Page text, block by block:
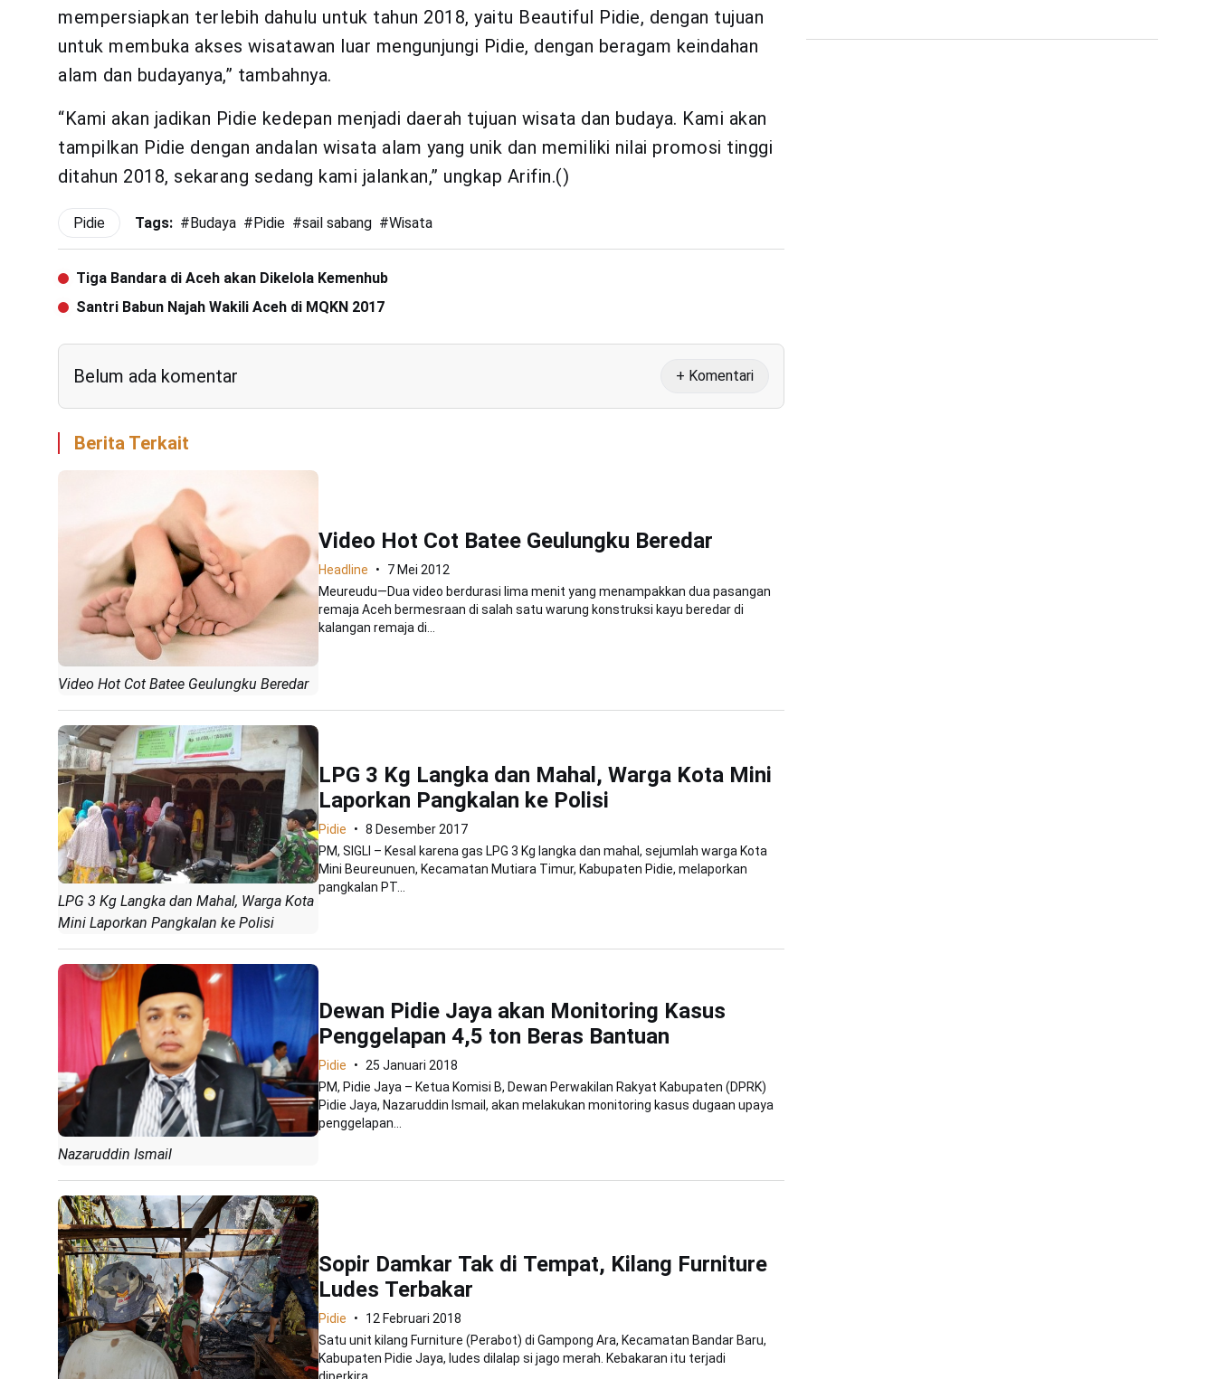
mempersiapkan terlebih dahulu untuk tahun 2018, yaitu Beautiful Pidie, dengan tujuan
untuk membuka akses wisatawan luar mengunjungi Pidie, dengan beragam keindahan
alam dan budayanya,” tambahnya.
“Kami akan jadikan Pidie kedepan menjadi daerah tujuan wisata dan budaya. Kami akan
tampilkan Pidie dengan andalan wisata alam yang unik dan memiliki nilai promosi tinggi
ditahun 2018, sekarang sedang kami jalankan,” ungkap Arifin.()
Pidie Tags: #Budaya #Pidie #sail sabang #Wisata
Tiga Bandara di Aceh akan Dikelola Kemenhub
Santri Babun Najah Wakili Aceh di MQKN 2017
Belum ada komentar + Komentari
Berita Terkait
Video Hot Cot Batee Geulungku Beredar
Video Hot Cot Batee Geulungku Beredar
Headline
7 Mei 2012
Meureudu—Dua video berdurasi lima menit yang menampakkan dua pasangan
remaja Aceh bermesraan di salah satu warung konstruksi kayu beredar di
kalangan remaja di...
LPG 3 Kg Langka dan Mahal, Warga Kota
Mini Laporkan Pangkalan ke Polisi
LPG 3 Kg Langka dan Mahal, Warga Kota Mini
Laporkan Pangkalan ke Polisi
Pidie
8 Desember 2017
PM, SIGLI – Kesal karena gas LPG 3 Kg langka dan mahal, sejumlah warga Kota
Mini Beureunuen, Kecamatan Mutiara Timur, Kabupaten Pidie, melaporkan
pangkalan PT...
Nazaruddin Ismail
Dewan Pidie Jaya akan Monitoring Kasus
Penggelapan 4,5 ton Beras Bantuan
Pidie
25 Januari 2018
PM, Pidie Jaya – Ketua Komisi B, Dewan Perwakilan Rakyat Kabupaten (DPRK)
Pidie Jaya, Nazaruddin Ismail, akan melakukan monitoring kasus dugaan upaya
penggelapan...
Sopir Damkar Tak di Tempat, Kilang Furniture
Ludes Terbakar
Pidie
12 Februari 2018
Satu unit kilang Furniture (Perabot) di Gampong Ara, Kecamatan Bandar Baru,
Kabupaten Pidie Jaya, ludes dilalap si jago merah. Kebakaran itu terjadi